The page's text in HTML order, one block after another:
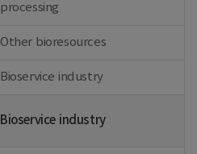
processing
Other bioresources
Bioservice industry
Bioservice industry